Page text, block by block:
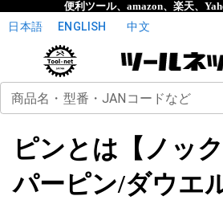
便利ツール、amazon、楽天、
日本語 ENGLISH 中文
商品名・型番・JANコードなど
ピンとは【ノッ
パーピン/ダウエ